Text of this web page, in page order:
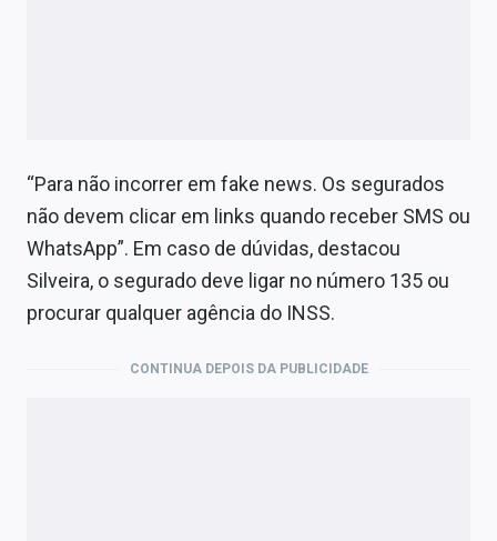
“Para não incorrer em fake news. Os segurados
não devem clicar em links quando receber SMS ou
WhatsApp”. Em caso de dúvidas, destacou
Silveira, o segurado deve ligar no número 135 ou
procurar qualquer agência do INSS.
CONTINUA DEPOIS DA PUBLICIDADE